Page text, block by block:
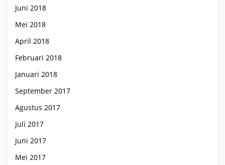
Juni 2018
Mei 2018
April 2018
Februari 2018
Januari 2018
September 2017
Agustus 2017
Juli 2017
Juni 2017
Mei 2017